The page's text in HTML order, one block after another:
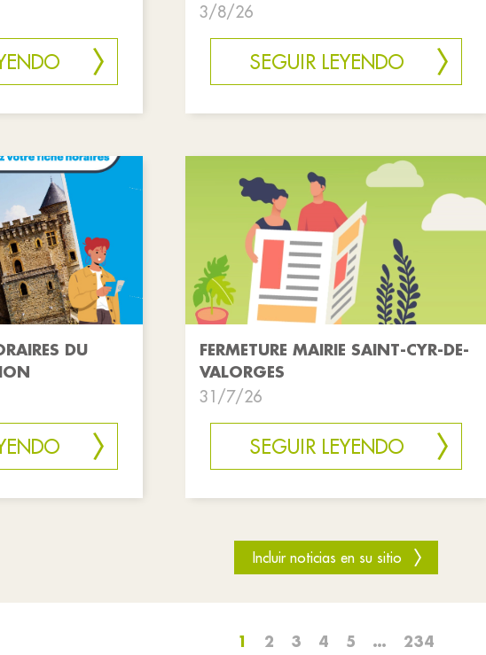
3/8/26
SEGUIR LEYENDO
DU
FERMETURE MAIRIE SAINT-CYR-DE-
VALORGES
31/7/26
SEGUIR LEYENDO
Incluir noticias en su sitio
1 2 3 4 5 … 234